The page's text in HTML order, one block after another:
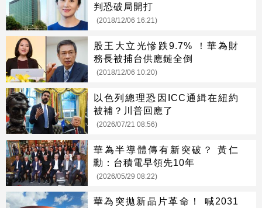
判恐破局開打
(2018/12/06 16:21)
股王大立光慘跌9.7% ！華為財
務長被捕台供應鏈全倒
(2018/12/06 10:20)
以色列總理恐因ICC通緝在紐約
被補？川普回應了
(2026/07/21 08:56)
華為半導體傳有新突破？ 黃仁
勳：台積電早領先10年
(2026/05/29 08:22)
華為突拋新晶片革命！ 喊2031